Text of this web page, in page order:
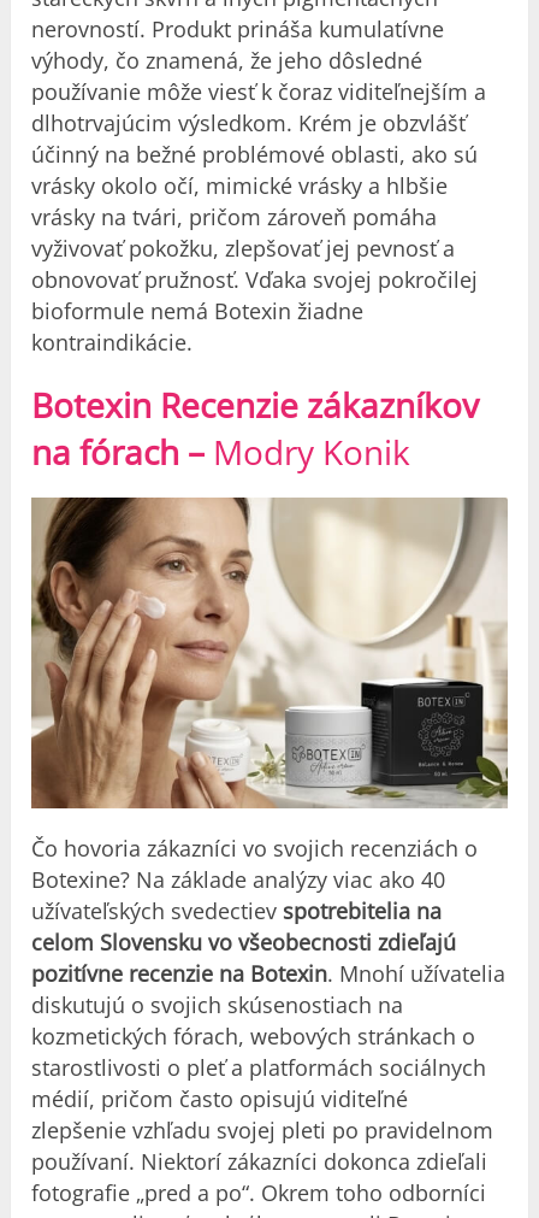
nerovností. Produkt prináša kumulatívne
výhody, čo znamená, že jeho dôsledné
používanie môže viesť k čoraz viditeľnejším a
dlhotrvajúcim výsledkom. Krém je obzvlášť
účinný na bežné problémové oblasti, ako sú
vrásky okolo očí, mimické vrásky a hlbšie
vrásky na tvári, pričom zároveň pomáha
vyživovať pokožku, zlepšovať jej pevnosť a
obnovovať pružnosť. Vďaka svojej pokročilej
bioformule nemá Botexin žiadne
kontraindikácie.
Botexin Recenzie zákazníkov
na fórach – Modry Konik
Čo hovoria zákazníci vo svojich recenziách o
Botexine? Na základe analýzy viac ako 40
užívateľských svedectiev spotrebitelia na
celom Slovensku vo všeobecnosti zdieľajú
pozitívne recenzie na Botexin. Mnohí užívatelia
diskutujú o svojich skúsenostiach na
kozmetických fórach, webových stránkach o
starostlivosti o pleť a platformách sociálnych
médií, pričom často opisujú viditeľné
zlepšenie vzhľadu svojej pleti po pravidelnom
používaní. Niektorí zákazníci dokonca zdieľali
fotografie „pred a po“. Okrem toho odborníci